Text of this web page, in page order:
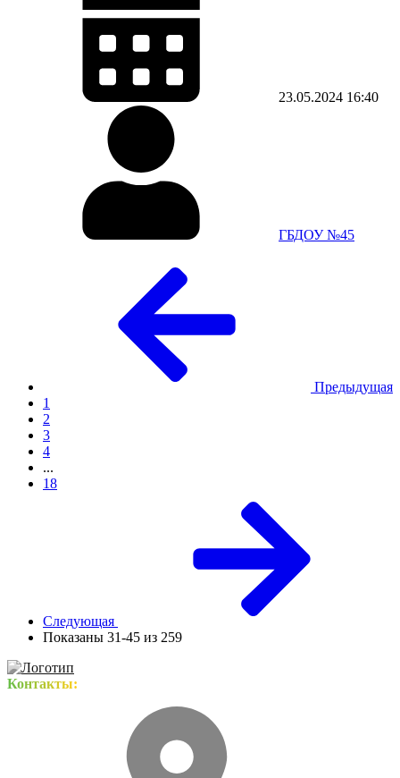
23.05.2024 16:40
ГБДОУ №45
Предыдущая
1
2
3
4
...
18
Следующая
Показаны 31-45 из 259
Контакты: